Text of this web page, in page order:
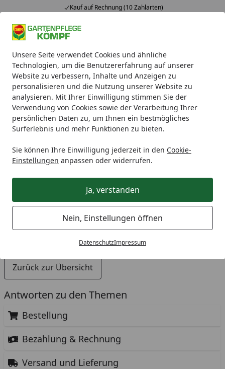
Unsere Seite verwendet Cookies und ähnliche
Technologien, um die Benutzererfahrung auf unserer
Website zu verbessern, Inhalte und Anzeigen zu
personalisieren und die Nutzung unserer Website zu
analysieren. Mit Ihrer Einwilligung stimmen Sie der
Verwendung von Cookies sowie der Verarbeitung Ihrer
persönlichen Daten zu, um Ihnen ein bestmögliches
Surferlebnis und mehr Funktionen zu bieten.
Sie können Ihre Einwilligung jederzeit in den Cookie-
Einstellungen anpassen oder widerrufen.
Ja, verstanden
Nein, Einstellungen öffnen
DatenschutzImpressum
Kauf auf Rechnung (10 Zahlarten)
Alle Produkte
Mein Konto
Suchen
Startseite
Was sind KÖMPF+ Produkte?
Antworten zu den Themen
Bestellung
Bezahlung & Rechnung
Versand und Lieferung
Was sind KÖMPF+ Produkte?
Bei KÖMPF+ Produkten sparen sie wortwörtlich doppelt:
Statt zwei KÖMPF Münzen je ausgegebenen Euro,
erhalten Sie vier KÖMPF Münzen.
Außerdem profitieren Sie bei KÖMPF+ Produkte von
besonders kurzen Lieferzeiten.
Sie erkennen KÖMPF+ Produkte an einem kleinem
Wimpel in der Produktkachel. Sie können auch explizit
nach KÖMPF+ Produkten filtern. Es kann vorkommen,
dass es in einer Kategorie keine KÖMPF+ Produkte gibt.
Zurück zur Übersicht